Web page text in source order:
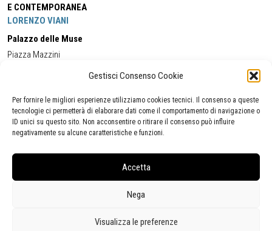
Gestisci Consenso Cookie
Per fornire le migliori esperienze utilizziamo cookies tecnici. Il consenso a queste
tecnologie ci permetterà di elaborare dati come il comportamento di navigazione o
ID unici su questo sito. Non acconsentire o ritirare il consenso può influire
negativamente su alcune caratteristiche e funzioni.
Accetta
Nega
Visualizza le preferenze
E CONTEMPORANEA
LORENZO VIANI
Palazzo delle Muse
Piazza Mazzini
Cell:+39 338 5714978 (orario apertura Galleria)
Tel:
+39 0584 944580
(orario 09.00/13.00)
Email:gamc@comune.viareggio.lu.it
Segnalazione di inaccessibilità